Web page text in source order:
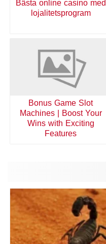
lojalitetsprogram
Bonus Game Slot
Machines | Boost Your
Wins with Exciting
Features